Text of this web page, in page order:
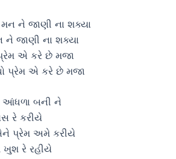
ને જાણી ના શક્યા
જાણી ના શક્યા
એ કરે છે મજા
પ્રેમ એ કરે છે મજા
બની ને
રે કરીયે
પ્રેમ અમે કરીયે
રે રહીયે